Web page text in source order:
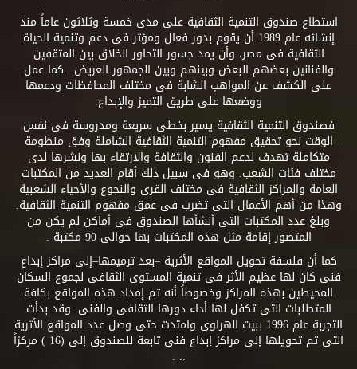
استطاع صندوق التنمية الثقافية على مدى خمسة وثلاثون عاماً منذ
إنشائه عام 1989 أن يقوم بدور فعال ومؤثر فى دعم وتنمية الحياة
الثقافية فى مصر، وأن يمد جسور التحاور الخلاق بين المثقفين
والفنانين بعضهم البعض وبينهم وبين الجمهور العريض ..كما عمل
على الكشف عن المواهب الشابة فى مختلف المحافظات ودعمها
ووضعها على طريق التميز والإبداع.
فصندوق التنمية الثقافية يسير بخطى سريعة ومدروسة فى نفس
الوقت نحو تحقيق مفهوم التنمية الثقافية الشاملة وفق منظومة
متكاملة تهدف لدعم الفنون والثقافة والارتقاء بها ونشرها لدى
مختلف فئات الشعب. وهو فى سبيل ذلك أقام العديد من المكتبات
العامة والمراكز الثقافية فى مختلف القرى والنجوع والأحياء الشعبية
وهذا من أهم الأعمال التى تضرب فى عمق مفهوم التنمية الثقافية.
وبلغ عدد المكتبات التى أنشأها الصندوق فى أماكن لم يكن من
المتصور إقامة مثل هذه المكتبات بها حوالى 90 مكتبة .
كما أن فلسفة تحويل المواقع الأثرية –بعد ترميمها–إلى مراكز إبداع
فنى كان لها عظيم الأثر فى تنمية المستوى الثقافى لجموع السكان
المحيطين بهذه المراكز وخصوصاً أنه تم إمداد هذه المواقع بكافة
المتطلبات التى تكفل لها أداء دورها الثقافى والفنى. وقد بدأت
التجربة عام 1996 ببيت الهراوى وامتدت حتى وصل عدد المواقع الأثرية
التى تم تحويلها إلى مراكز إبداع فنى تابعة للصندوق إلى (16 ) مركزاً
.. .